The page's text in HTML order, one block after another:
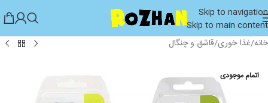
Skip to navigation
Skip to main content
خانه/غذا خوری/قاشق و چنگال
اتمام موجودی